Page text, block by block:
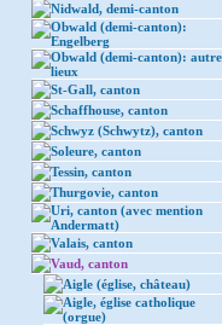
Nidwald, demi-canton
Obwald (demi-canton):
Engelberg
Obwald (demi-canton):
lieux
St-Gall, canton
Schaffhouse, canton
Schwyz (Schwytz), canton
Soleure, canton
Tessin, canton
Thurgovie, canton
Uri, canton (avec mention
Andermatt)
Valais, canton
Vaud, canton
Aigle (église, château)
Aigle, église catholique
(orgue)